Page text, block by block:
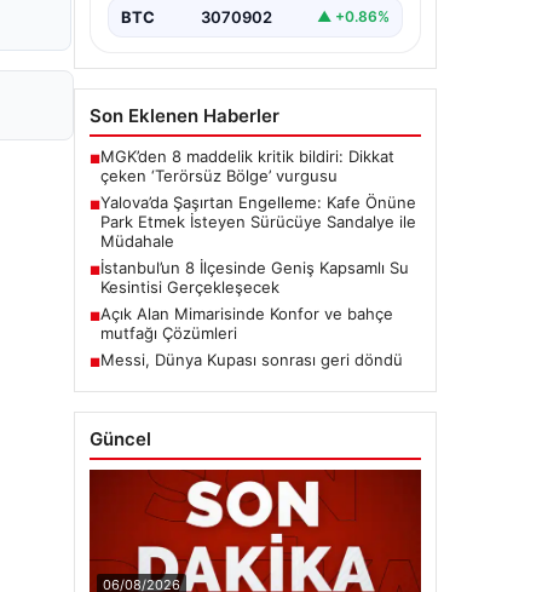
BTC 3070902 ▲ +0.86%
Son Eklenen Haberler
■MGK’den 8 maddelik kritik bildiri: Dikkat
çeken ‘Terörsüz Bölge’ vurgusu
■Yalova’da Şaşırtan Engelleme: Kafe Önüne
Park Etmek İsteyen Sürücüye Sandalye ile
Müdahale
■İstanbul’un 8 İlçesinde Geniş Kapsamlı Su
Kesintisi Gerçekleşecek
■Açık Alan Mimarisinde Konfor ve bahçe
mutfağı Çözümleri
■Messi, Dünya Kupası sonrası geri döndü
Güncel
06/08/2026